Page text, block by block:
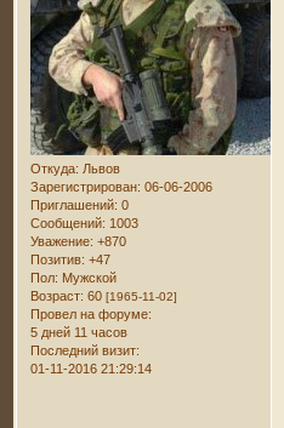
Откуда: Львов
Зарегистрирован: 06-06-2006
Приглашений: 0
Сообщений: 1003
Уважение: +870
Позитив: +47
Пол: Мужской
Возраст: 60[1965-11-02]
Провел на форуме:
5 дней 11 часов
Последний визит:
01-11-2016 21:29:14